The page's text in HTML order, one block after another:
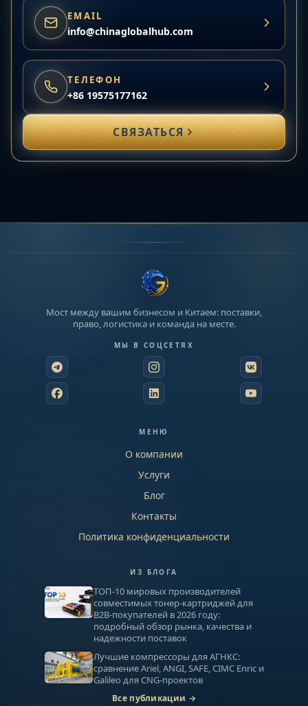
EMAIL
info@chinaglobalhub.com
ТЕЛЕФОН
+86 19575177162
СВЯЗАТЬСЯ
Мост между вашим бизнесом и Китаем: поставки,
право, логистика и команда на месте.
МЫ В СОЦСЕТЯХ
МЕНЮ
О компании
Услуги
Блог
Контакты
Политика конфиденциальности
ИЗ БЛОГА
ТОП-10 мировых производителей
совместимых тонер-картриджей для
B2B-покупателей в 2026 году:
подробный обзор рынка, качества и
надежности поставок
Лучшие компрессоры для АГНКС:
сравнение Ariel, ANGI, SAFE, CIMC Enric и
Galileo для CNG-проектов
Все публикации →